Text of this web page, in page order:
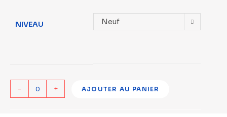
NIVEAU Neuf
- + AJOUTER AU PANIER